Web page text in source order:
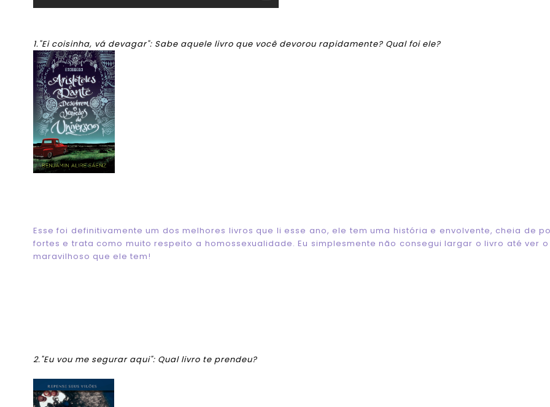
1."Ei coisinha, vá devagar": Sabe aquele livro que você devorou rapidamente? Qual foi ele?
Esse foi definitivamente um dos melhores livros que li esse ano, ele tem uma história e envolvente, cheia de
fortes e trata como muito respeito a homossexualidade. Eu simplesmente não consegui largar o livro até ver o
maravilhoso que ele tem!
2."Eu vou me segurar aqui": Qual livro te prendeu?